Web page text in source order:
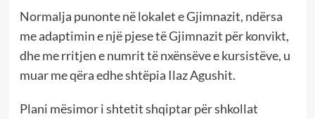
Normalja punonte në lokalet e Gjimnazit, ndërsa
me adaptimin e një pjese të Gjimnazit për konvikt,
dhe me rritjen e numrit të nxënsëve e kursistëve, u
muar me qëra edhe shtëpia Ilaz Agushit.
Plani mësimor i shtetit shqiptar për shkollat